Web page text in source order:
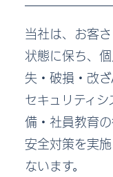
当社は、お客
状態に保ち、
失・破損・改ざ
セキュリティ
備・社員教育
安全対策を実
ないます。